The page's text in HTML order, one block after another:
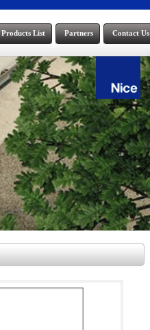
Contact Us
Partners
Products List